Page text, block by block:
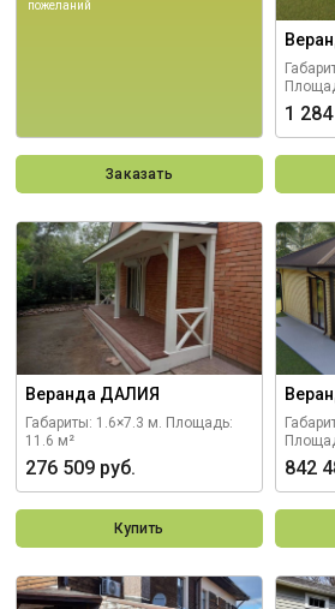
пожеланий
Заказать
1
Веранда ДАЛИЯ
Габариты: 1.6×7.3 м. Площадь:
11.6 м²
276 509 руб.
Купить
842